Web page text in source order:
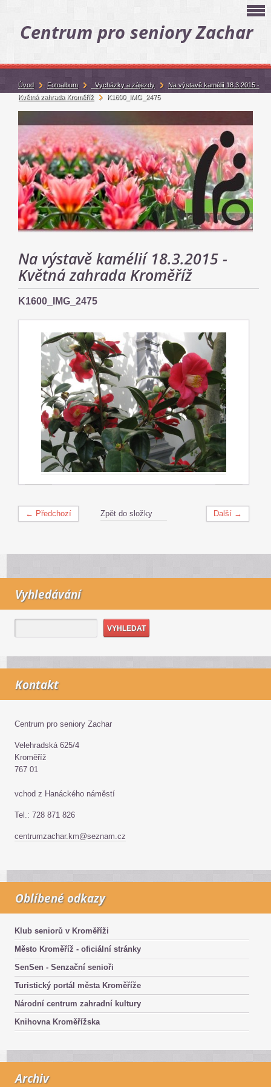
Centrum pro seniory Zachar
Na výstavě kamélií 18.3.2015 -
Květná zahrada Kroměříž
K1600_IMG_2475
← Předchozí Další →
Zpět do složky
Vyhledávání
Kontakt
Centrum pro seniory Zachar
Velehradská 625/4
Kroměříž
767 01
vchod z Hanáckého náměstí
Tel.: 728 871 826
centrumzachar.km@seznam.cz
Oblíbené odkazy
Klub seniorů v Kroměříži
Město Kroměříž - oficiální stránky
SenSen - Senzační senioři
Turistický portál města Kroměříže
Národní centrum zahradní kultury
Knihovna Kroměřížska
Archiv
Úvod Fotoalbum _Vycházky a zájezdy
Na výstavě kamélií 18.3.2015 -
Květná zahrada Kroměříž
K1600_IMG_2475